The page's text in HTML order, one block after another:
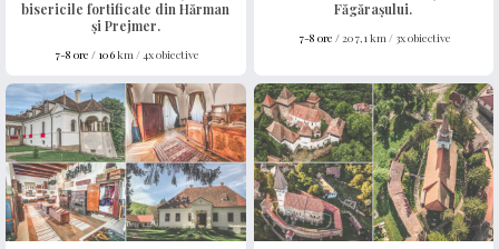
bisericile fortificate din Hărman
și Prejmer.
7-8 ore /106km / 4x obiective
Făgărașului.
7-8 ore / 207,1 km / 3x obiective